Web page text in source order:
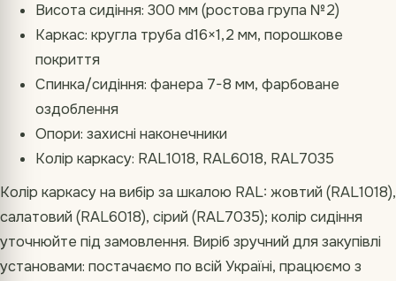
Висота сидіння: 300 мм (ростова група №2)
Каркас: кругла труба d16×1,2 мм, порошкове
покриття
Спинка/сидіння: фанера 7-8 мм, фарбоване
оздоблення
Опори: захисні наконечники
Колір каркасу: RAL1018, RAL6018, RAL7035
Колір каркасу на вибір за шкалою RAL: жовтий (RAL1018),
салатовий (RAL6018), сірий (RAL7035); колір сидіння
уточнюйте під замовлення. Виріб зручний для закупівлі
установами: постачаємо по всій Україні, працюємо з